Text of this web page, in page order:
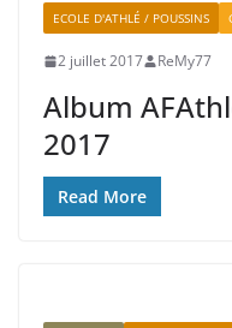
ECOLE D'ATHLÉ / POUSSINS
2 juillet 2017 ReMy77
Album
2017
Read More